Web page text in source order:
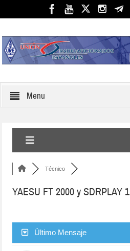
Menu
Técnico
YAESU FT 2000 y SDRPLAY 1
Último Mensaje